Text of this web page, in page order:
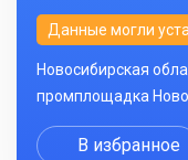
Данные могли
Новосибирская
промплощадка
В избранное